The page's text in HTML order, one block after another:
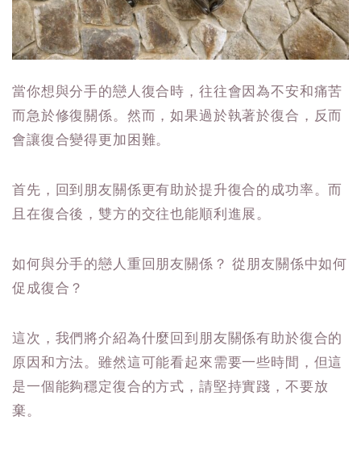
當你想與分手的戀人復合時，往往會因為不安和痛苦
而急於修復關係。然而，如果過於執著於復合，反而
會讓復合變得更加困難。
首先，回到朋友關係更有助於提升復合的成功率。而
且在復合後，雙方的交往也能順利進展。
如何與分手的戀人重回朋友關係？ 從朋友關係中如何
促成復合？
這次，我們將介紹為什麼回到朋友關係有助於復合的
原因和方法。雖然這可能看起來需要一些時間，但這
是一個能夠穩定復合的方式，請堅持實踐，不要放
棄。